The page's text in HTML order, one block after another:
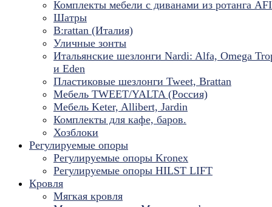
Комплекты мебели с диванами из ротанга
Шатры
B:rattan (Италия)
Уличные зонты
Итальянские шезлонги Nardi: Alfa, Omega
и Eden
Пластиковые шезлонги Tweet, Brattan
Мебель TWEET/YALTA (Россия)
Мебель Keter, Allibert, Jardin
Комплекты для кафе, баров.
Хозблоки
Регулируемые опоры
Регулируемые опоры Kronex
Регулируемые опоры HILST LIFT
Кровля
Мягкая кровля